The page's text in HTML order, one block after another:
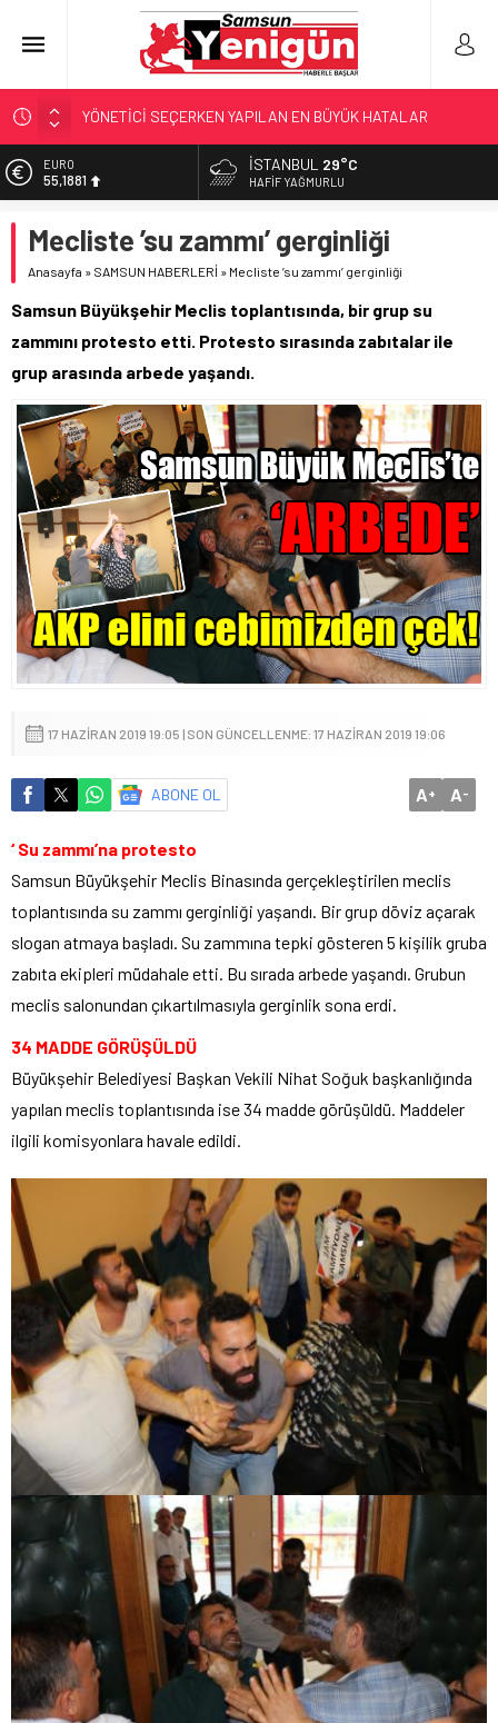
GERİ SAYIM BAŞLADI
SAMSUNSPOR’DA HEDEF 5’İNCİLİK!
‘BAFRA’YA YATIRIM YAPIN!’
YÖNETİCİ SEÇERKEN YAPILAN EN BÜYÜK HATALAR
EURO
55,1881
6.660,55
BİST
47,7111
İSTANBUL 29°C
HAFIF YAĞMURLU
Mecliste ’su zammı’ gerginliği
Anasayfa » SAMSUN HABERLERİ » Mecliste ’su zammı’ gerginliği
Samsun Büyükşehir Meclis toplantısında, bir grup su
zammını protesto etti. Protesto sırasında zabıtalar ile
grup arasında arbede yaşandı.
17 HAZIRAN 2019 19:05 | SON GÜNCELLENME: 17 HAZIRAN 2019 19:06
ABONE OL A+ A-
‘ Su zammı’na protesto
Samsun Büyükşehir Meclis Binasında gerçekleştirilen meclis
toplantısında su zammı gerginliği yaşandı. Bir grup döviz açarak
slogan atmaya başladı. Su zammına tepki gösteren 5 kişilik gruba
zabıta ekipleri müdahale etti. Bu sırada arbede yaşandı. Grubun
meclis salonundan çıkartılmasıyla gerginlik sona erdi.
34 MADDE GÖRÜŞÜLDÜ
Büyükşehir Belediyesi Başkan Vekili Nihat Soğuk başkanlığında
yapılan meclis toplantısında ise 34 madde görüşüldü. Maddeler
ilgili komisyonlara havale edildi.